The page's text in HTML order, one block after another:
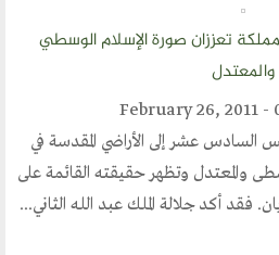
تعززان صورة الإسلام الوسطي
والمعتدل
السادس عشر إلى الأراضي المقدسة في
والمعتدل وتظهر حقيقته القائمة على
فقد أكد جلالة الملك عبد الله الثاني...